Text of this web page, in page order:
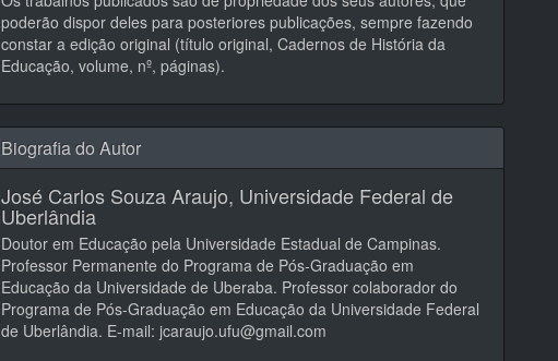
poderão dispor deles para posteriores publicações, sempre fazendo
constar a edição original (título original, Cadernos de História da
Educação, volume, nº, páginas).
Biografia do Autor
José Carlos Souza Araujo, Universidade Federal de
Uberlândia
Doutor em Educação pela Universidade Estadual de Campinas.
Professor Permanente do Programa de Pós-Graduação em
Educação da Universidade de Uberaba. Professor colaborador do
Programa de Pós-Graduação em Educação da Universidade Federal
de Uberlândia. E-mail: jcaraujo.ufu@gmail.com